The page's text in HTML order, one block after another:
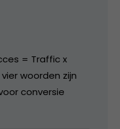
= Traffic x
woorden zijn
conversie